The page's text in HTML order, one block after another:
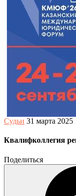
Судьи 31 марта 2025
Квалифколлегия
Поделиться